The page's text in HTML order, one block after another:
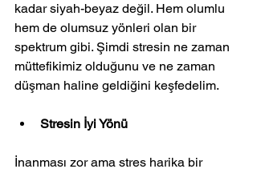
kadar siyah-beyaz değil. Hem olumlu
hem de olumsuz yönleri olan bir
spektrum gibi. Şimdi stresin ne zaman
müttefikimiz olduğunu ve ne zaman
düşman haline geldiğini keşfedelim.
Stresin İyi Yönü
İnanması zor ama stres harika bir